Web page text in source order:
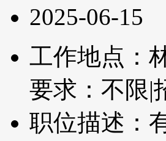
2025-06-15
工作地点：
要求：不限|
职位描述：